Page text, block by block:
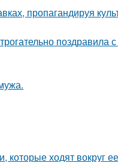
пропагандируя
поздравила
которые ходят вокруг